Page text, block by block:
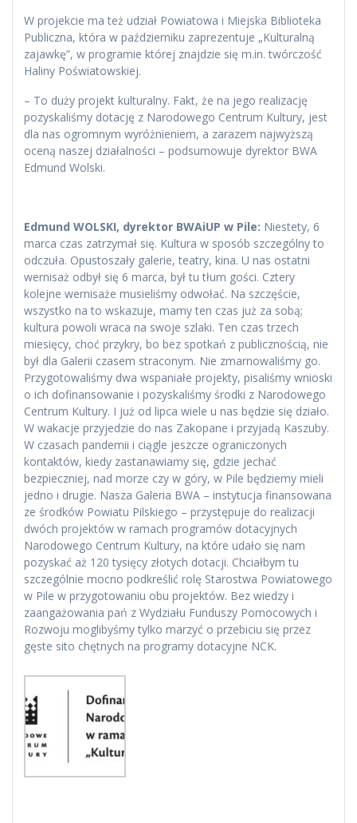
W projekcie ma też udział Powiatowa i Miejska Biblioteka
Publiczna, która w październiku zaprezentuje „Kulturalną
zajawkę”, w programie której znajdzie się m.in. twórczość
Haliny Poświatowskiej.
– To duży projekt kulturalny. Fakt, że na jego realizację
pozyskaliśmy dotację z Narodowego Centrum Kultury, jest
dla nas ogromnym wyróżnieniem, a zarazem najwyższą
oceną naszej działalności – podsumowuje dyrektor BWA
Edmund Wolski.
Edmund WOLSKI, dyrektor BWAiUP w Pile: Niestety, 6
marca czas zatrzymał się. Kultura w sposób szczególny to
odczuła. Opustoszały galerie, teatry, kina. U nas ostatni
wernisaż odbył się 6 marca, był tu tłum gości. Cztery
kolejne wernisaże musieliśmy odwołać. Na szczęście,
wszystko na to wskazuje, mamy ten czas już za sobą;
kultura powoli wraca na swoje szlaki. Ten czas trzech
miesięcy, choć przykry, bo bez spotkań z publicznością, nie
był dla Galerii czasem straconym. Nie zmarnowaliśmy go.
Przygotowaliśmy dwa wspaniałe projekty, pisaliśmy wnioski
o ich dofinansowanie i pozyskaliśmy środki z Narodowego
Centrum Kultury. I już od lipca wiele u nas będzie się działo.
W wakacje przyjedzie do nas Zakopane i przyjadą Kaszuby.
W czasach pandemii i ciągle jeszcze ograniczonych
kontaktów, kiedy zastanawiamy się, gdzie jechać
bezpieczniej, nad morze czy w góry, w Pile będziemy mieli
jedno i drugie. Nasza Galeria BWA – instytucja finansowana
ze środków Powiatu Pilskiego – przystępuje do realizacji
dwóch projektów w ramach programów dotacyjnych
Narodowego Centrum Kultury, na które udało się nam
pozyskać aż 120 tysięcy złotych dotacji. Chciałbym tu
szczególnie mocno podkreślić rolę Starostwa Powiatowego
w Pile w przygotowaniu obu projektów. Bez wiedzy i
zaangażowania pań z Wydziału Funduszy Pomocowych i
Rozwoju moglibyśmy tylko marzyć o przebiciu się przez
gęste sito chętnych na programy dotacyjne NCK.